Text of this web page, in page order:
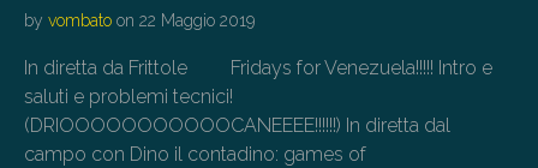
by vombato on 22 Maggio 2019
In diretta da Frittole Fridays for Venezuela!!!!! Intro e
saluti e problemi tecnici!
(DRIOOOOOOOOOOOCANEEEE!!!!!!) In diretta dal
campo con Dino il contadino: games of